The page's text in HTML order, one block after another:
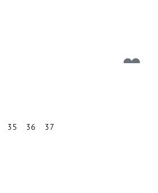
35 36 37